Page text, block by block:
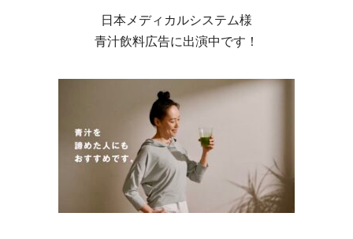
日本メディカルシステム様
青汁飲料広告に出演中です！